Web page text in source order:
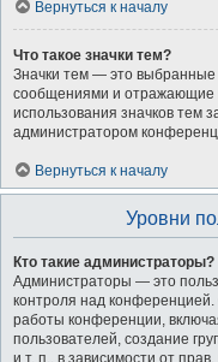
Вернуться к началу
Что такое значки тем?
Значки тем — это
сообщениями и отражающие
использования значков тем
администратором
Вернуться к началу
Уровни
Кто такие администраторы?
Администраторы — это
контроля над конференцией.
работы конференции,
пользователей, создание
и т. п., в зависимости от